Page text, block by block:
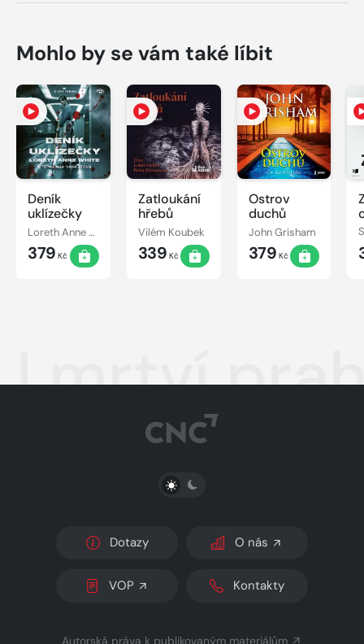
Mohlo by se vám také líbit
Deník
uklízečky
Loreth Anne White
379 Kč
Zatloukání
hřebů
Vilém Koubek
339 Kč
Ostrov
duchů
John Grisham
379 Kč
I mrtví
PŘEPNOUT SVĚTLÝ/TMAVÝ REŽIM
Dotazy O nás
VOP Kontakty
Autorská práva k publikovaným materiálům